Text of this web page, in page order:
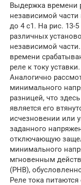
Выдержка времени
независимой части
до 4 с1. На рис. 13-
различных
независимой
времени
реле к току уставки.
Аналогично
минимального
разницей, что
является его
исчезновении или
заданного
отключающую
минимального
мгновенным
(РНВ),
Реле тока